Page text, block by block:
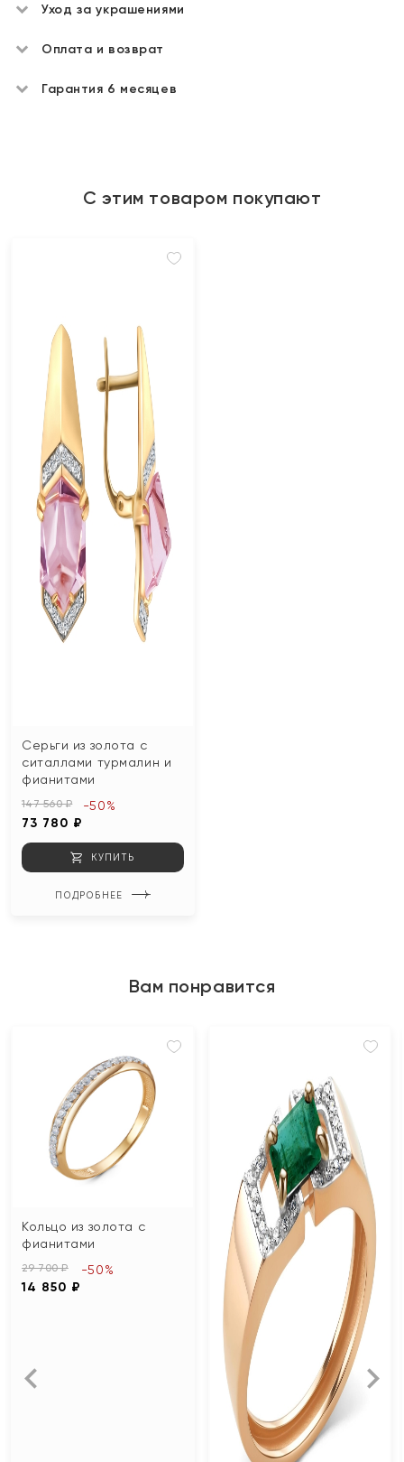
Уход за украшениями
Оплата и возврат
Гарантия 6 месяцев
С этим товаром покупают
Серьги из золота с
ситаллами турмалин и
фианитами
147 560 ₽
73 780 ₽
-50%
КУПИТЬ
ПОДРОБНЕЕ
Вам понравится
Кольцо из золота с
фианитами
29 700 ₽
14 850 ₽
-50%